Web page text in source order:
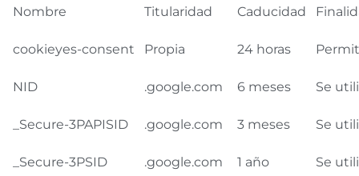
Nombre Titularidad Caducidad
cookieyes-consent Propia 24 horas
NID .google.com 6 meses Se
_Secure-3PAPISID .google.com 3 meses Se
_Secure-3PSID .google.com 1 año Se